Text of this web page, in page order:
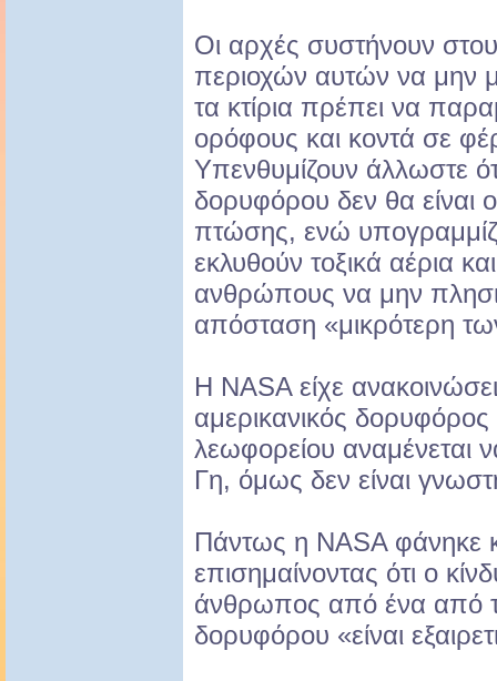
Οι αρχές συστήνουν
περιοχών αυτών να μην
τα κτίρια πρέπει να
ορόφους και κοντά σε
Υπενθυμίζουν άλλωστε
δορυφόρου δεν θα είναι
πτώσης, ενώ
εκλυθούν τοξικά αέρια
ανθρώπους να μην
απόσταση «μικρότερη
Η NASA είχε
αμερικανικός
λεωφορείου αναμένεται
Γη, όμως δεν είναι
Πάντως η NASA φάνηκε
επισημαίνοντας ότι ο
άνθρωπος από ένα από
δορυφόρου «είναι